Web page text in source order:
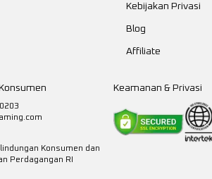
Kebijakan Privasi
Blog
Affiliate
Konsumen dan
Perdagangan RI
Keamanan & Privasi